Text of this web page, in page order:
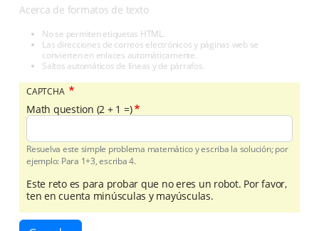
Acerca de formatos de texto
No se permiten etiquetas HTML.
Las direcciones de correos electrónicos y páginas web se
convierten en enlaces automáticamente.
Saltos automáticos de líneas y de párrafos.
CAPTCHA
Math question (2 + 1 =)
Resuelva este simple problema matemático y escriba la solución; por
ejemplo: Para 1+3, escriba 4.
Este reto es para probar que no eres un robot. Por favor,
ten en cuenta minúsculas y mayúsculas.